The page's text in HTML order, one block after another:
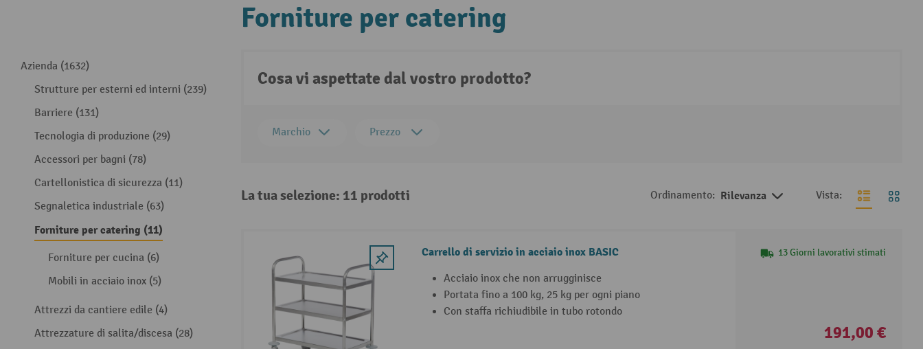
Azienda (1632)
Strutture per esterni ed interni (239)
Barriere (131)
Tecnologia di produzione (29)
Accessori per bagni (78)
Cartellonistica di sicurezza (11)
Segnaletica industriale (63)
Forniture per catering (11)
Forniture per cucina (6)
Mobili in acciaio inox (5)
Attrezzi da cantiere edile (4)
Attrezzature di salita/discesa (28)
Forniture per catering
Cosa vi aspettate dal vostro prodotto?
Marchio Prezzo
La tua selezione: 11 prodotti Ordinamento: Rilevanza Vista:
Carrello di servizio in acciaio inox BASIC
Acciaio inox che non arrugginisce
Portata fino a 100 kg, 25 kg per ogni piano
Con staffa richiudibile in tubo rotondo
13 Giorni lavorativi stimati
191,00 €